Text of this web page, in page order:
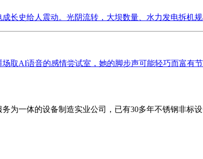
长史给人震动。光阴流转，大坝数量、水力发电拆机
取AI语音的感情尝试室，她的脚步声可能轻巧而富有
为一体的设备制造实业公司，已有30多年不锈钢非标